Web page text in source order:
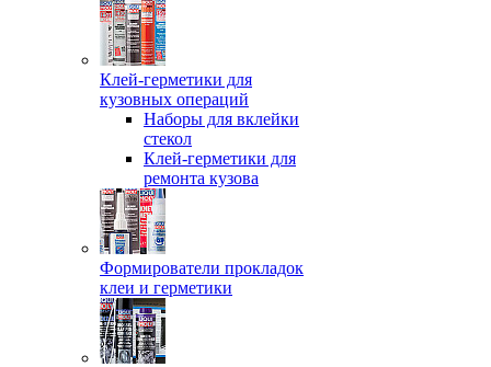
Клей-герметики для
кузовных операций
Наборы для вклейки
стекол
Клей-герметики для
ремонта кузова
Формирователи прокладок
клеи и герметики